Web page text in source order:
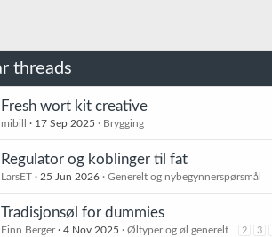
threads
Fresh wort kit creative
mibill 17 Sep 2025 Brygging
Regulator og koblinger til fat
LarsET 25 Jun 2026 Generelt og nybegynnerspørsmål
Tradisjonsøl for dummies
Finn Berger 4 Nov 2025 Øltyper og øl generelt 2 3